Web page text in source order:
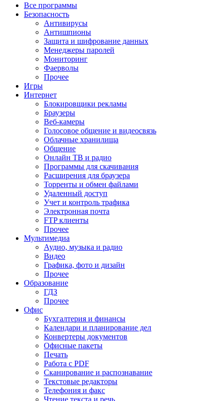
Все программы
Безопасность
Антивирусы
Антишпионы
Защита и шифрование данных
Менеджеры паролей
Мониторинг
Фаерволы
Прочее
Игры
Интернет
Блокировщики рекламы
Браузеры
Веб-камеры
Голосовое общение и видеосвязь
Облачные хранилища
Общение
Онлайн ТВ и радио
Программы для скачивания
Расширения для браузера
Торренты и обмен файлами
Удаленный доступ
Учет и контроль трафика
Электронная почта
FTP клиенты
Прочее
Мультимедиа
Аудио, музыка и радио
Видео
Графика, фото и дизайн
Прочее
Образование
ГДЗ
Прочее
Офис
Бухгалтерия и финансы
Календари и планирование дел
Конвертеры документов
Офисные пакеты
Печать
Работа с PDF
Сканирование и распознавание
Текстовые редакторы
Телефония и факс
Чтение текста и речь